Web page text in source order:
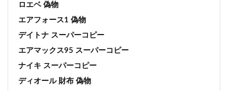
ロエベ 偽物
エアフォース1 偽物
デイトナ スーパーコピー
エアマックス95 スーパーコピー
ナイキ スーパーコピー
ディオール 財布 偽物